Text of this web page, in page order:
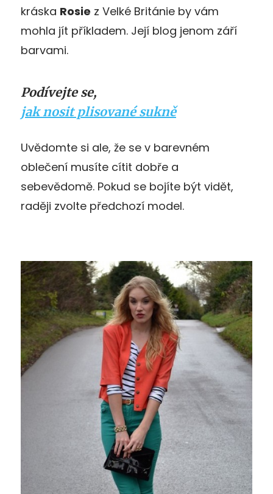
kráska Rosie z Velké Británie by vám
mohla jít příkladem. Její blog jenom září
barvami.
Podívejte se,
jak nosit plisované sukně
Uvědomte si ale, že se v barevném
oblečení musíte cítit dobře a
sebevědomě. Pokud se bojíte být vidět,
raději zvolte předchozí model.